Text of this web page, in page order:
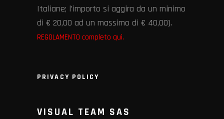
Italiane; l’importo si aggira da un minimo
di € 20,00 ad un massimo di € 40,00).
REGOLAMENTO completo qui.
PRIVACY POLICY
VISUAL TEAM SAS